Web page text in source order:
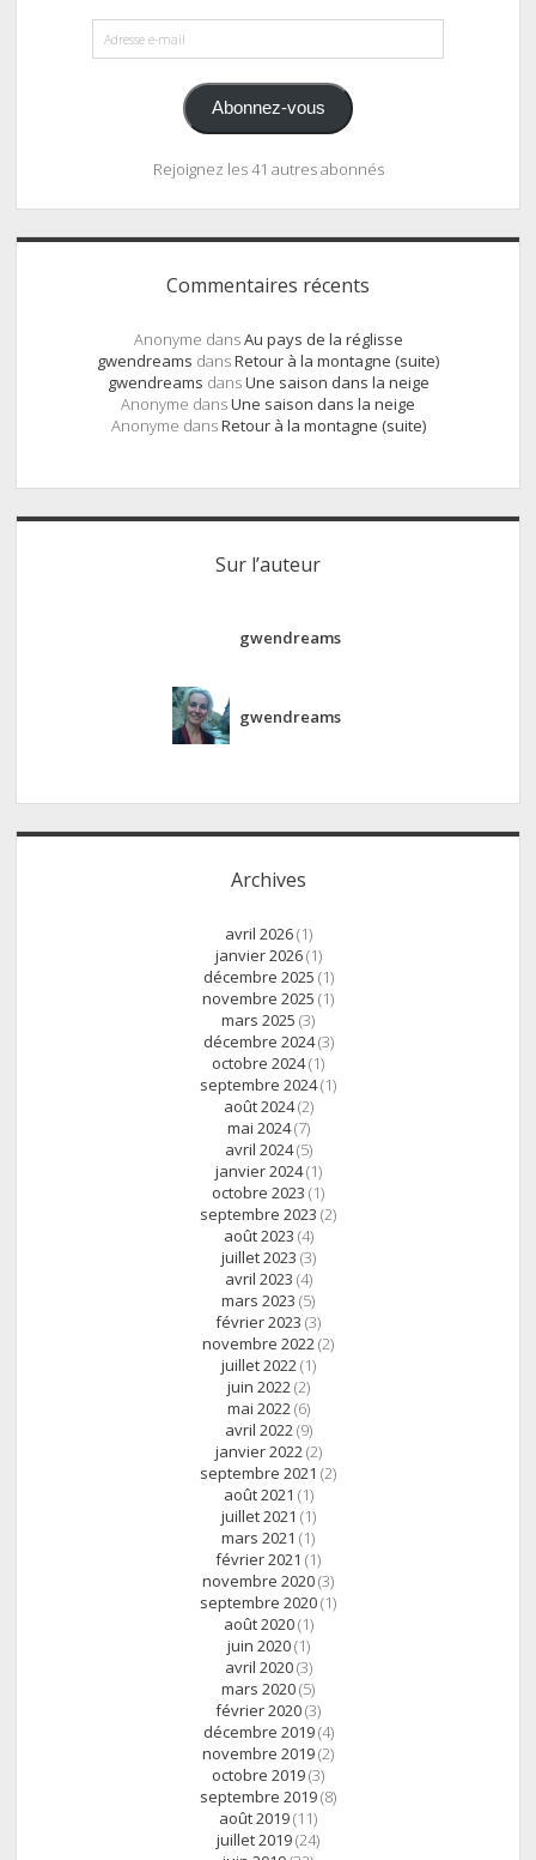
e-
Abonnez-vous
Rejoignez les 41 autres abonnés
Commentaires récents
Anonyme dansAu pays de la réglisse
gwendreams dansRetour à la montagne (suite)
gwendreams dansUne saison dans la neige
Anonyme dansUne saison dans la neige
Anonyme dansRetour à la montagne (suite)
Sur l’auteur
gwendreams
gwendreams
Archives
avril 2026(1)
janvier 2026(1)
décembre 2025 (1)
novembre 2025 (1)
mars 2025 (3)
décembre 2024(3)
octobre 2024(1)
septembre 2024(1)
août 2024(2)
mai 2024(7)
avril 2024(5)
janvier 2024(1)
octobre 2023 (1)
septembre 2023 (2)
août 2023 (4)
juillet 2023 (3)
avril 2023 (4)
mars 2023 (5)
février 2023 (3)
novembre 2022 (2)
juillet 2022 (1)
juin 2022 (2)
mai 2022 (6)
avril 2022 (9)
janvier 2022 (2)
septembre 2021 (2)
août 2021 (1)
juillet 2021 (1)
mars 2021 (1)
février 2021 (1)
novembre 2020(3)
septembre 2020(1)
août 2020(1)
juin 2020(1)
avril 2020(3)
mars 2020(5)
février 2020(3)
décembre 2019(4)
novembre 2019(2)
octobre 2019(3)
septembre 2019(8)
août 2019(11)
juillet 2019(24)